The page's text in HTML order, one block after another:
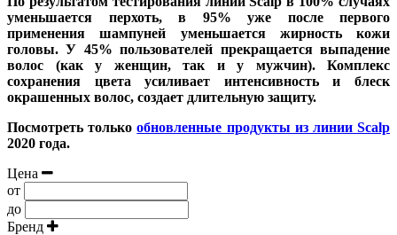
уменьшается перхоть, в 95% уже после первого
применения шампуней уменьшается жирность кожи
головы. У 45% пользователей прекращается выпадение
волос (как у женщин, так и у мужчин). Комплекс
сохранения цвета усиливает интенсивность и блеск
окрашенных волос, создает длительную защиту.
Посмотреть толькообновленные продукты из линии Scalp
2020 года.
Цена
от
до
Бренд